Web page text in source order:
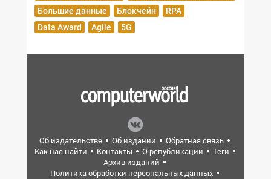
Большие данные
Блокчейн
RPA
Data Award
Agile 5G
Об издательстве Об издании
Обратная связь
Как нас найти
Контакты О републикации
Теги
Архив изданий
Политика обработки персональных данных